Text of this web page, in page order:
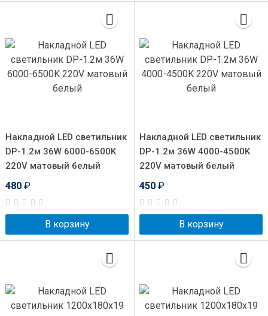
Накладной LED светильник
DP-1.2м 36W 6000-6500K
220V матовый белый
480 ₽
В корзину
Накладной LED светильник
DP-1.2м 36W 4000-4500K
220V матовый белый
450 ₽
В корзину